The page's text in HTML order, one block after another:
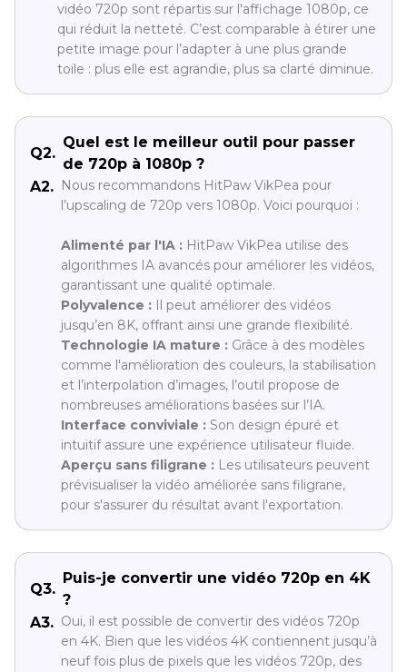
vidéo 720p sont répartis sur l'affichage 1080p, ce
qui réduit la netteté. C’est comparable à étirer une
petite image pour l’adapter à une plus grande
toile : plus elle est agrandie, plus sa clarté diminue.
Q2.
Quel est le meilleur outil pour passer
de 720p à 1080p ?
A2.
Nous recommandons HitPaw VikPea pour
l’upscaling de 720p vers 1080p. Voici pourquoi :
Alimenté par l'IA : HitPaw VikPea utilise des
algorithmes IA avancés pour améliorer les vidéos,
garantissant une qualité optimale.
Polyvalence :
Il peut améliorer des vidéos
jusqu’en 8K, offrant ainsi une grande flexibilité.
Technologie IA mature : Grâce à des modèles
comme l'amélioration des couleurs, la stabilisation
et l’interpolation d’images, l’outil propose de
nombreuses améliorations basées sur l’IA.
Interface conviviale : Son design épuré et
intuitif assure une expérience utilisateur fluide.
Aperçu sans filigrane : Les utilisateurs peuvent
prévisualiser la vidéo améliorée sans filigrane,
pour s'assurer du résultat avant l'exportation.
Q3.
Puis-je convertir une vidéo 720p en 4K
?
A3. Oui, il est possible de convertir des vidéos 720p
en 4K. Bien que les vidéos 4K contiennent jusqu’à
neuf fois plus de pixels que les vidéos 720p, des